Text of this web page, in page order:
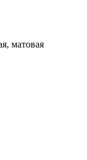
матовая